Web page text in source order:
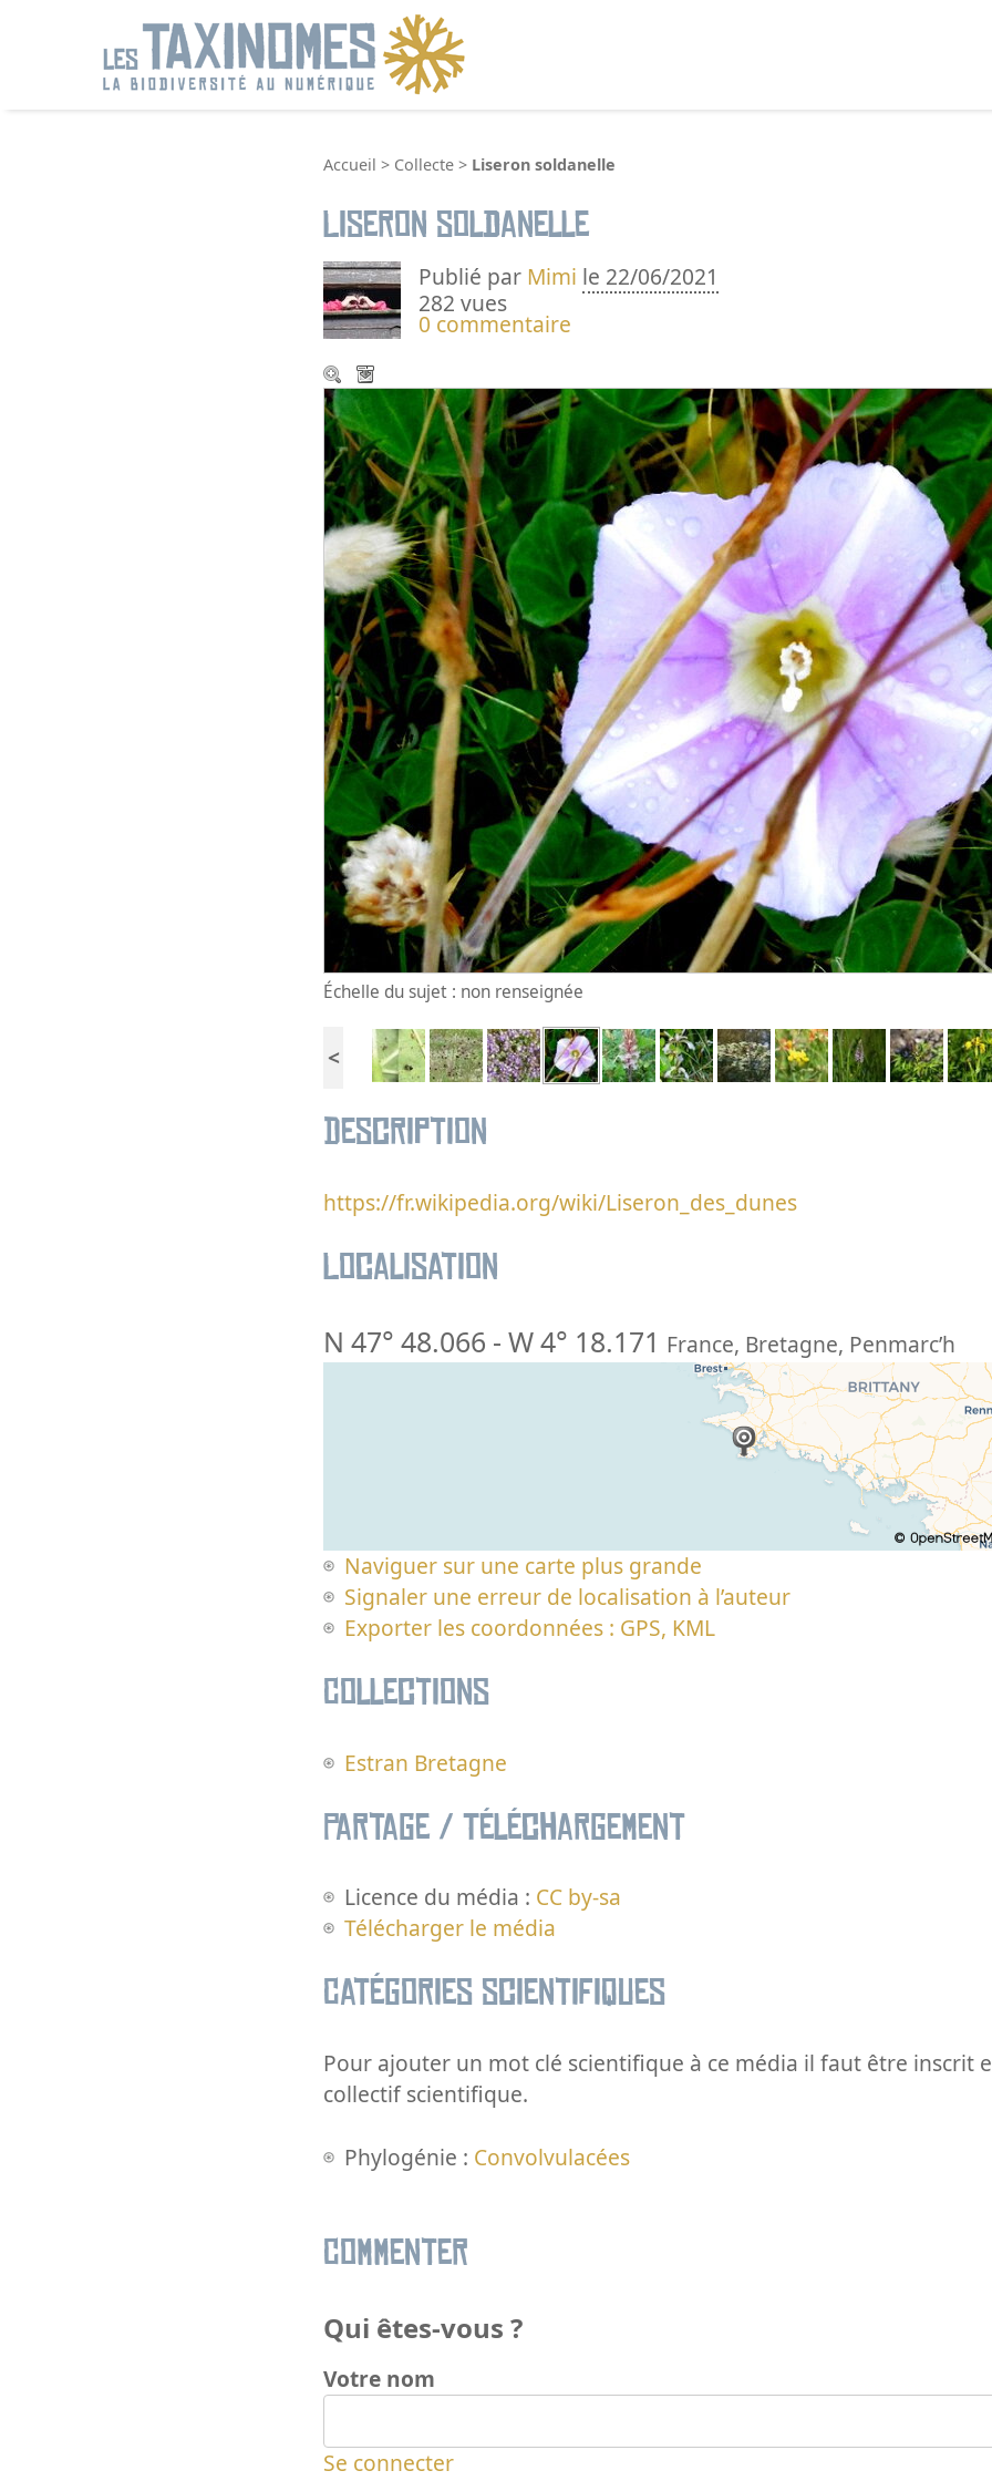
Accueil > Collecte > Liseron soldanelle
Liseron soldanelle
Publié par Mimi le 22/06/2021
282 vues
0 commentaire
Échelle du sujet : non renseignée
<
Description
https://fr.wikipedia.org/wiki/Liseron_des_dunes
Localisation
N 47° 48.066 - W 4° 18.171 France, Bretagne, Penmarc’h
Naviguer sur une carte plus grande
Signaler une erreur de localisation à l’auteur
Exporter les coordonnées : GPS, KML
Collections
Estran Bretagne
Partage / Téléchargement
Licence du média : CC by-sa
Télécharger le média
Catégories scientifiques
Pour ajouter un mot clé scientifique à ce média il faut être inscrit
collectif scientifique.
Phylogénie : Convolvulacées
Commenter
Qui êtes-vous ?
Votre nom
Se connecter